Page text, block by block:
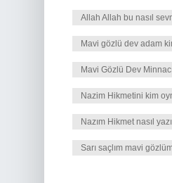
Allah Allah bu nasıl
Mavi gözlü dev adam
Mavi Gözlü Dev
Nazim Hikmetini kim
Nazım Hikmet nasıl
Sarı saçlım mavi